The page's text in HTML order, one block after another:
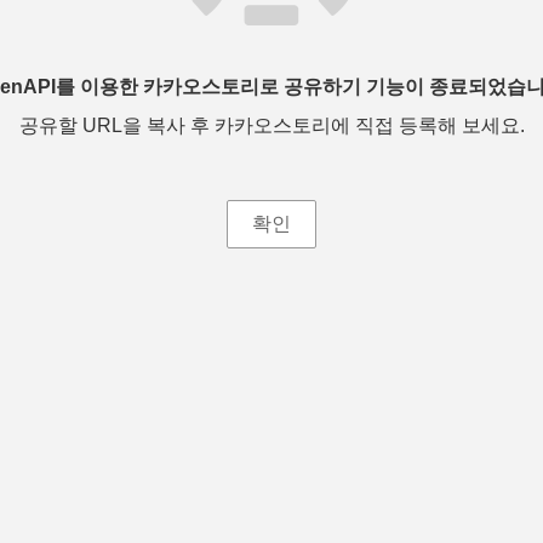
를 이용한 카카오스토리로 공유하기 기능이 종료되었습
공유할 URL을 복사 후 카카오스토리에 직접 등록해 보세요.
확인